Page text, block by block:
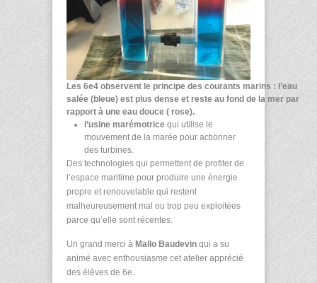
Les 6e4 observent le principe des courants marins : l’eau
salée (bleue) est plus dense et reste au fond de la mer par
rapport à une eau douce ( rose).
l’usine marémotrice qui utilise le
mouvement de la marée pour actionner
des turbines.
Des technologies qui permettent de profiter de
l’espace maritime pour produire une énergie
propre et renouvelable qui restent
malheureusement mal ou trop peu exploitées
parce qu’elle sont récentes.
Un grand merci à Mallo Baudevin qui a su
animé avec enthousiasme cet atelier apprécié
des élèves de 6e.